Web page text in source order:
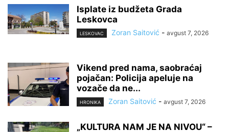
Isplate iz budžeta Grada
Leskovca
LESKOVAC Zoran Saitović - avgust 7, 2026
Vikend pred nama, saobraćaj
pojačan: Policija apeluje na
vozače da ne...
HRONIKA Zoran Saitović - avgust 7, 2026
„KULTURA NAM JE NA NIVOU“ –